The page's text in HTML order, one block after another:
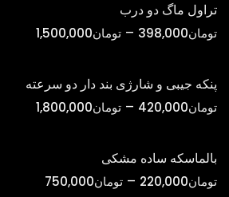
تراول ماگ دو درب
تومان398,000
– تومان1,500,000محدوده
پنکه جیبی و شارژی بند دار دو سرعته
تومان420,000
– تومان1,800,000محدوده
بالماسکه ساده مشکی
تومان220,000
– تومان750,000